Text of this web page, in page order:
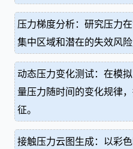
压力梯度分析：研究压力
集中区域和潜在的失效风险
动态压力变化测试：在模
量压力随时间的变化规律
征。
接触压力云图生成：以彩